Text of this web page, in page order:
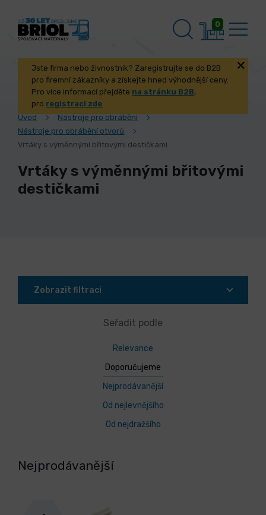
0
Jste firma nebo živnostník? Zaregistrujte se do B2B
pro firemní zákazníky a získejte hned výhodnější ceny.
Pro více informací přejděte na stránku B2B,
pro registraci zde.
Úvod
Nástroje pro obrábění
Nástroje pro obrábění otvorů
Vrtáky s výměnnými břitovými destičkami
Vrtáky s výměnnými břitovými
destičkami
Zobrazit filtraci
Seřadit podle
Relevance
Doporučujeme
Nejprodávanější
Od nejlevnějšího
Od nejdražšího
Nejprodávanější